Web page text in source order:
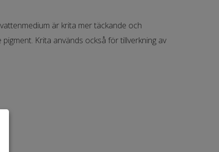
är krita mer täckande och
Krita används också för tillverkning av